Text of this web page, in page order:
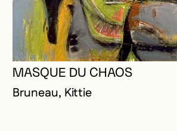
MASQUE DU CHAOS
Bruneau, Kittie